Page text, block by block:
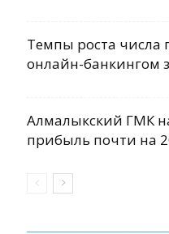
Темпы роста числа
онлайн-банкингом
Алмалыкский ГМК
прибыль почти на